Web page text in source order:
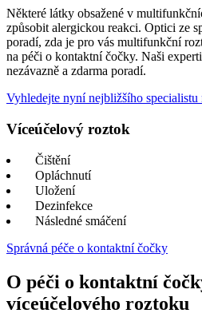
Některé látky obsažené v
způsobit alergickou reakci. Optici ze
poradí, zda je pro vás multifunkční
na péči o kontaktní čočky. Naši
nezávazně a zdarma poradí.
Vyhledejte nyní nejbližšího
Víceúčelový roztok
Čištění
Opláchnutí
Uložení
Dezinfekce
Následné smáčení
Správná péče o kontaktní čočky
O péči o kontaktní
víceúčelového roztoku